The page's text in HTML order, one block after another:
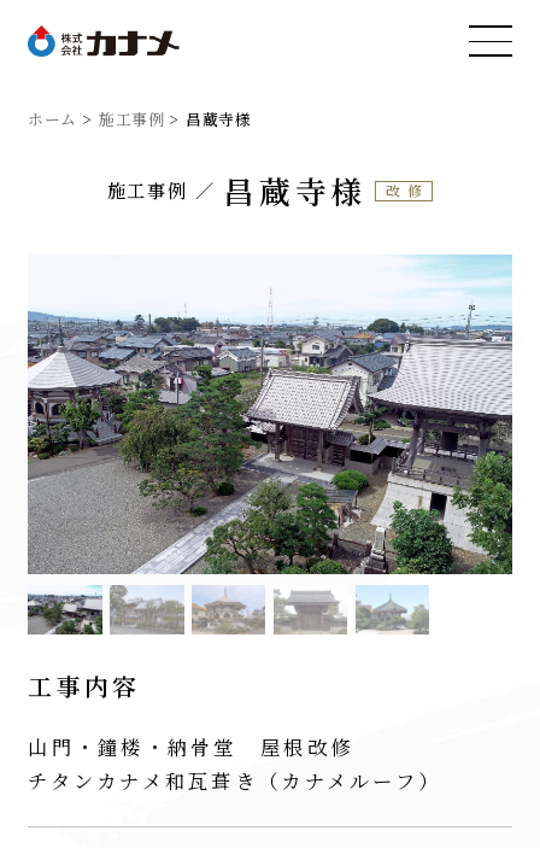
ホーム 施工事例 昌蔵寺様
施工事例 昌蔵寺様 改修
工事内容
山門・鐘楼・納骨堂 屋根改修
チタンカナメ和瓦葺き（カナメルーフ）